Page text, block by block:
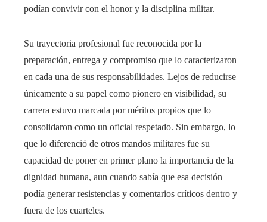
podían convivir con el honor y la disciplina militar.
Su trayectoria profesional fue reconocida por la
preparación, entrega y compromiso que lo caracterizaron
en cada una de sus responsabilidades. Lejos de reducirse
únicamente a su papel como pionero en visibilidad, su
carrera estuvo marcada por méritos propios que lo
consolidaron como un oficial respetado. Sin embargo, lo
que lo diferenció de otros mandos militares fue su
capacidad de poner en primer plano la importancia de la
dignidad humana, aun cuando sabía que esa decisión
podía generar resistencias y comentarios críticos dentro y
fuera de los cuarteles.